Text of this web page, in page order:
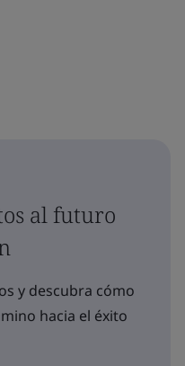
al futuro
y descubra cómo
hacia el éxito